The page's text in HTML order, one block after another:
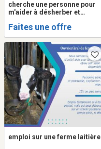
cherche une personne pour
m'aider à désherber et
Faites une offre
emploi sur une ferme laitière